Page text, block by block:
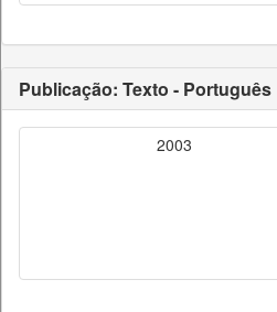
Publicação: Texto - Português
2003